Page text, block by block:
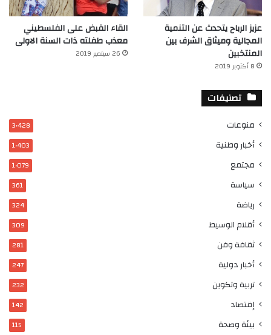
عزيز الرباح يتحدث عن التنمية
المجالية وميثاق الشرف بين
المنتخبين
8 أكتوبر 2019
القاء القبض على الفلسطيني
معذب طفلته ذات السنة الاولى
26 سبتمبر 2019
تصنيفات
منوعات 3٬428
أخبار وطنية 1٬403
مجتمع 1٬079
سياسة 361
رياضة 324
أقلام الوسيط 309
ثقافة وفن 281
أخبار دولية 247
تربية وتكوين 232
إقتصاد 142
بيئة وصحة 115